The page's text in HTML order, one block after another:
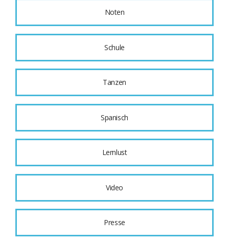
Noten
Schule
Tanzen
Spanisch
Lernlust
Video
Presse